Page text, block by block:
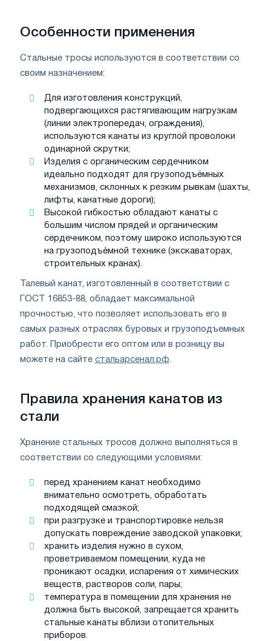
Особенности применения
Стальные тросы используются в соответствии со
своим назначением:
Для изготовления конструкций,
подвергающихся растягивающим нагрузкам
(линии электропередач, ограждения),
используются канаты из круглой проволоки
одинарной скрутки;
Изделия с органическим сердечником
идеально подходят для грузоподъёмных
механизмов, склонных к резким рывкам (шахты,
лифты, канатные дороги);
Высокой гибкостью обладают канаты с
большим числом прядей и органическим
сердечником, поэтому широко используются
на грузоподъёмной технике (экскаваторах,
строительных кранах).
Талевый канат, изготовленный в соответствии с
ГОСТ 16853-88, обладает максимальной
прочностью, что позволяет использовать его в
самых разных отраслях буровых и грузоподъемных
работ. Приобрести его оптом или в розницу вы
можете на сайте стальарсенал.рф
Правила хранения канатов из
стали
Хранение стальных тросов должно выполняться в
соответствии со следующими условиями:
перед хранением канат необходимо
внимательно осмотреть, обработать
подходящей смазкой;
при разгрузке и транспортировке нельзя
допускать повреждение заводской упаковки;
хранить изделия нужно в сухом,
проветриваемом помещении, куда не
проникают осадки, испарения от химических
веществ, растворов соли, пары;
температура в помещении для хранения не
должна быть высокой, запрещается хранить
стальные канаты вблизи отопительных
приборов.